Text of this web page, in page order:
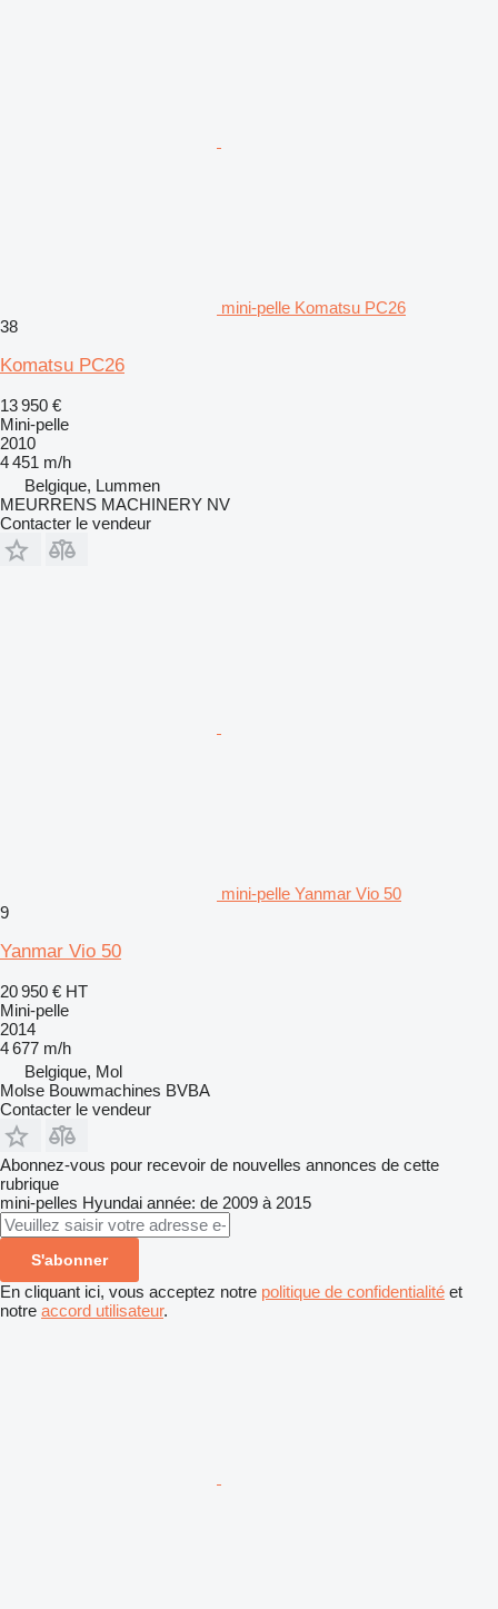
mini-pelle Komatsu PC26
38
Komatsu PC26
13 950 €
Mini-pelle
2010
4 451 m/h
Belgique, Lummen
MEURRENS MACHINERY NV
Contacter le vendeur
mini-pelle Yanmar Vio 50
9
Yanmar Vio 50
20 950 € HT
Mini-pelle
2014
4 677 m/h
Belgique, Mol
Molse Bouwmachines BVBA
Contacter le vendeur
Abonnez-vous pour recevoir de nouvelles annonces de cette
rubrique
mini-pelles Hyundai année: de 2009 à 2015
S'abonner
En cliquant ici, vous acceptez notre politique de confidentialité et
notre accord utilisateur.